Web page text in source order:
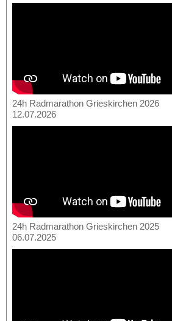
24h Radmarathon Grieskirchen 2026
12.07.2026
24h Radmarathon Grieskirchen 2025
06.07.2025